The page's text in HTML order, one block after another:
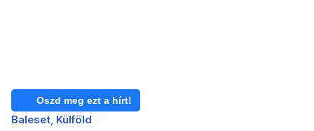
Oszd meg ezt a hírt!
Baleset Külföld